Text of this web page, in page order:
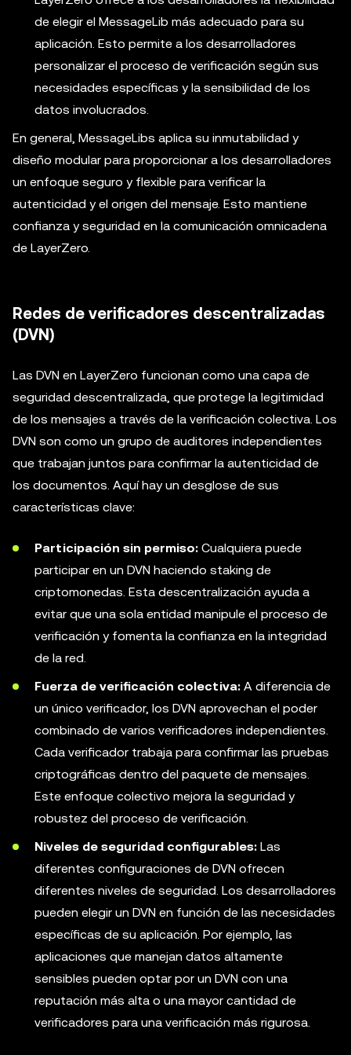
de elegir el MessageLib más adecuado para su
aplicación. Esto permite a los desarrolladores
personalizar el proceso de verificación según sus
necesidades específicas y la sensibilidad de los
datos involucrados.
En general, MessageLibs aplica su inmutabilidad y
diseño modular para proporcionar a los desarrolladores
un enfoque seguro y flexible para verificar la
autenticidad y el origen del mensaje. Esto mantiene
confianza y seguridad en la comunicación omnicadena
de LayerZero.
Redes de verificadores descentralizadas
(DVN)
Las DVN en LayerZero funcionan como una capa de
seguridad descentralizada, que protege la legitimidad
de los mensajes a través de la verificación colectiva. Los
DVN son como un grupo de auditores independientes
que trabajan juntos para confirmar la autenticidad de
los documentos. Aquí hay un desglose de sus
características clave:
Participación sin permiso: Cualquiera puede
participar en un DVN haciendo staking de
criptomonedas. Esta descentralización ayuda a
evitar que una sola entidad manipule el proceso de
verificación y fomenta la confianza en la integridad
de la red.
Fuerza de verificación colectiva: A diferencia de
un único verificador, los DVN aprovechan el poder
combinado de varios verificadores independientes.
Cada verificador trabaja para confirmar las pruebas
criptográficas dentro del paquete de mensajes.
Este enfoque colectivo mejora la seguridad y
robustez del proceso de verificación.
Niveles de seguridad configurables: Las
diferentes configuraciones de DVN ofrecen
diferentes niveles de seguridad. Los desarrolladores
pueden elegir un DVN en función de las necesidades
específicas de su aplicación. Por ejemplo, las
aplicaciones que manejan datos altamente
sensibles pueden optar por un DVN con una
reputación más alta o una mayor cantidad de
verificadores para una verificación más rigurosa.